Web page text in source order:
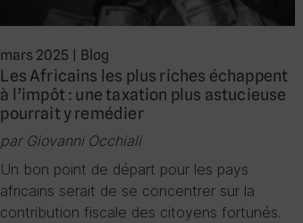
mars 2025 | Blog
Les Africains les plus riches échappent
à l’impôt : une taxation plus astucieuse
pourrait y remédier
par Giovanni Occhiali
Un bon point de départ pour les pays
africains serait de se concentrer sur la
contribution fiscale des citoyens fortunés.